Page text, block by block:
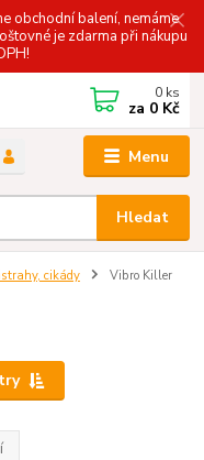
obchodní balení, nemáme
je zdarma při nákupu
Menu
Hledat
0 ks
za 0 Kč
cikády Vibro Killer